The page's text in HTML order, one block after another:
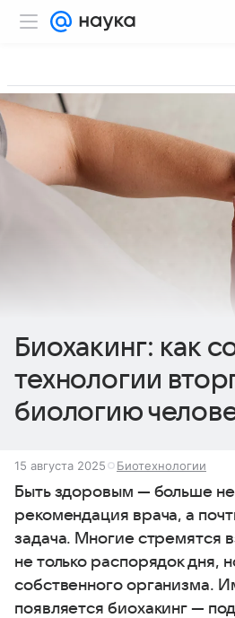
Биохакинг: как
технологии
биологию
15 августа 2025 Биотехнологии
Быть здоровым — больше
рекомендация врача, а
задача. Многие стремятся
не только распорядок дня,
собственного организма.
появляется биохакинг —